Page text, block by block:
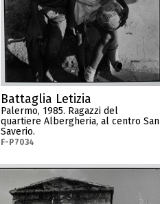
Battaglia Letizia
Palermo, 1985. Ragazzi del
quartiere Albergheria, al centro San
Saverio.
F-P7034